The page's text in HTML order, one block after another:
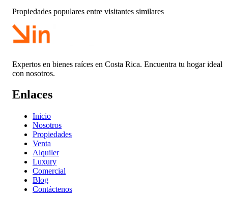
Propiedades populares entre visitantes similares
Expertos en bienes raíces en Costa Rica. Encuentra tu hogar ideal
con nosotros.
Enlaces
Inicio
Nosotros
Propiedades
Venta
Alquiler
Luxury
Comercial
Blog
Contáctenos